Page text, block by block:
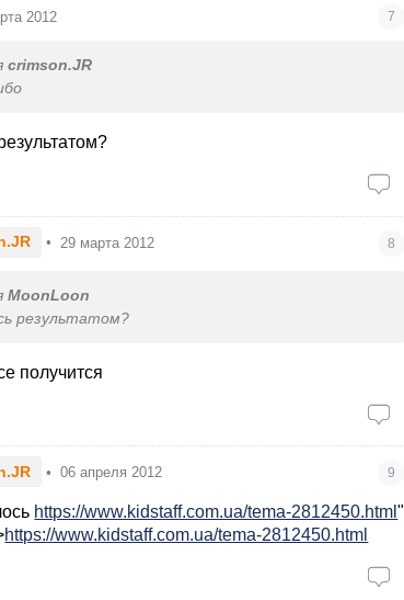
2012 7
crimson.JR
• 29 марта 2012 8
MoonLoon
результатом?
получится
• 06 апреля 2012 9
https://www.kidstaff.com.ua/tema-2812450.html"
https://www.kidstaff.com.ua/tema-2812450.html